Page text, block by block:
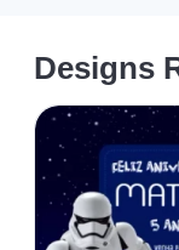
Designs